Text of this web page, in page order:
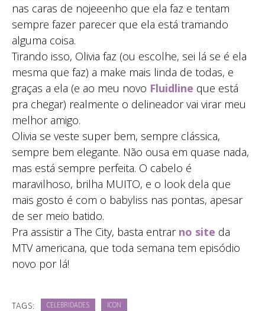
nas caras de nojeeenho que ela faz e tentam
sempre fazer parecer que ela está tramando
alguma coisa.
Tirando isso, Olivia faz (ou escolhe, sei lá se é ela
mesma que faz) a make mais linda de todas, e
graças a ela (e ao meu novo Fluidline que está
pra chegar) realmente o delineador vai virar meu
melhor amigo.
Olivia se veste super bem, sempre clássica,
sempre bem elegante. Não ousa em quase nada,
mas está sempre perfeita. O cabelo é
maravilhoso, brilha MUITO, e o look dela que
mais gosto é com o babyliss nas pontas, apesar
de ser meio batido.
Pra assistir a The City, basta entrar no site da
MTV americana, que toda semana tem episódio
novo por lá!
TAGS: CELEBRIDADES ICON